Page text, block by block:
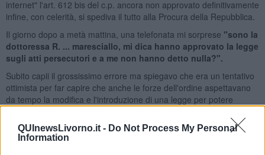
QUInewsLivorno.it - Do Not Process My Personal
Information
internet" l'art. 612 bis del c.p. ancora non approvato definitivamente
infine, con celerità, si spediva il tutto alla Procura della Repubblica.
Il giorno dopo a metà mattina, una telefonata mi sorprese "sono la
dottoressa R. ... maresciallo, mi dica hanno approvato la legge
sugli atti persecutori e a me non hanno detto nulla?".
Subito capii il grossissimo errore ma spiegavo che era un tentativo
ottimista per far capire che anche le forze dell'ordine aspettavano
da tempo la modifica e l'introduzione di una legge per potere
sostanziale.
L'interesse e lo studio approfondito della norma è nato da questa,